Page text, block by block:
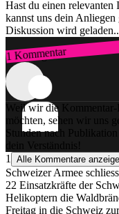
Hast du einen relevanten
kannst uns dein
Diskussion wird
1 Kommentar
Zum Login
Weil wir die Kommentar-
möchten, sehen wir uns
Stunden nach
dein Verständnis!
1
Alle Kommentare
Schweizer Armee
22 Einsatzkräfte der
Helikoptern die
Freitag in die Schweiz